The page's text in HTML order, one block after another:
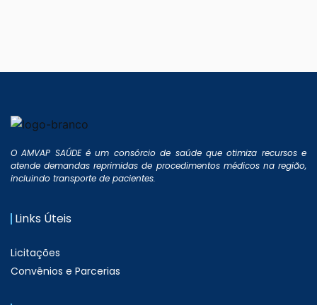
O AMVAP SAÚDE é um consórcio de saúde que otimiza recursos e
atende demandas reprimidas de procedimentos médicos na região,
incluindo transporte de pacientes.
Links Úteis
Licitações
Convênios e Parcerias